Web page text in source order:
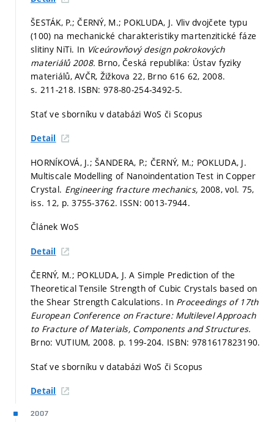
ŠESTÁK, P.; ČERNÝ, M.; POKLUDA, J. Vliv dvojčete typu
(100) na mechanické charakteristiky martenzitické fáze
slitiny NiTi. In Víceúrovňový design pokrokových
materiálů 2008. Brno, Česká republika: Ústav fyziky
materiálů, AVČR, Žižkova 22, Brno 616 62, 2008.
s. 211-218. ISBN: 978-80-254-3492-5.
Stať ve sborníku v databázi WoS či Scopus
Detail
HORNÍKOVÁ, J.; ŠANDERA, P.; ČERNÝ, M.; POKLUDA, J.
Multiscale Modelling of Nanoindentation Test in Copper
Crystal. Engineering fracture mechanics, 2008, vol. 75,
iss. 12, p. 3755-3762. ISSN: 0013-7944.
Článek WoS
Detail
ČERNÝ, M.; POKLUDA, J. A Simple Prediction of the
Theoretical Tensile Strength of Cubic Crystals based on
the Shear Strength Calculations. In Proceedings of 17th
European Conference on Fracture: Multilevel Approach
to Fracture of Materials, Components and Structures.
Brno: VUTIUM, 2008. p. 199-204. ISBN: 9781617823190.
Stať ve sborníku v databázi WoS či Scopus
Detail
2007